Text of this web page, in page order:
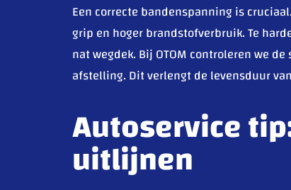
Een correcte bandenspanning is
grip en hoger brandstofverbruik. Te
nat wegdek. Bij OTOM controleren we
afstelling. Dit verlengt de levensduur
Autoservice
uitlijnen